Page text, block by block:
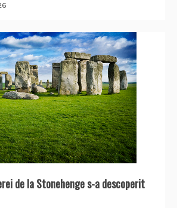
de la Stonehenge s-a descoperit